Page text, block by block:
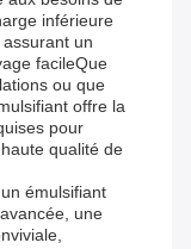
inférieure
un
facileQue
ou que
offre la
pour
qualité de
émulsifiant
une